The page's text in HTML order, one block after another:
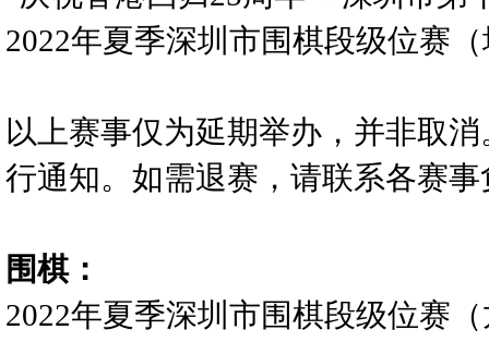
2022年夏季深圳市围棋段级位赛
以上赛事仅为延期举办，并非取
行通知。如需退赛，请联系各赛
围棋：
2022年夏季深圳市围棋段级位赛